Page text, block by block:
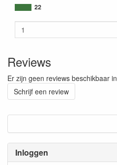
Inloggen
22
Reviews
Er zijn geen reviews beschikbaar
Schrijf een review